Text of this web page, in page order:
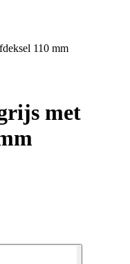
110 mm
met